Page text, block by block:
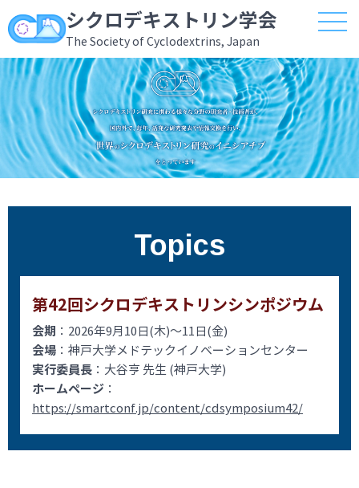
シクロデキストリン学会
The Society of Cyclodextrins, Japan
Topics
第42回シクロデキストリンシンポジウム
会期 ：2026年9月10日(木)～11日(金)
会場 ：神戸大学メドテックイノベーションセンター
実行委員長 ：大谷亨 先生 (神戸大学)
ホームページ ：
https://smartconf.jp/content/cdsymposium42/